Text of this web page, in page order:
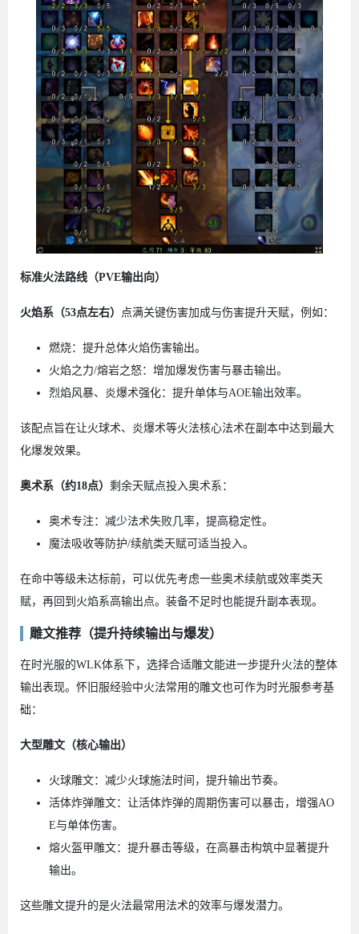
标准火法路线（PVE输出向）
火焰系（53点左右） 点满关键伤害加成与伤害提升天赋，例如：
燃烧：提升总体火焰伤害输出。
火焰之力/熔岩之怒：增加爆发伤害与暴击输出。
烈焰风暴、炎爆术强化：提升单体与AOE输出效率。
该配点旨在让火球术、炎爆术等火法核心法术在副本中达到最大
化爆发效果。
奥术系（约18点） 剩余天赋点投入奥术系：
奥术专注：减少法术失败几率，提高稳定性。
魔法吸收等防护/续航类天赋可适当投入。
在命中等级未达标前，可以优先考虑一些奥术续航或效率类天
赋，再回到火焰系高输出点。装备不足时也能提升副本表现。
雕文推荐（提升持续输出与爆发）
在时光服的WLK体系下，选择合适雕文能进一步提升火法的整体
输出表现。怀旧服经验中火法常用的雕文也可作为时光服参考基
础：
大型雕文（核心输出）
火球雕文：减少火球施法时间，提升输出节奏。
活体炸弹雕文：让活体炸弹的周期伤害可以暴击，增强AO
E与单体伤害。
熔火盔甲雕文：提升暴击等级，在高暴击构筑中显著提升
输出。
这些雕文提升的是火法最常用法术的效率与爆发潜力。